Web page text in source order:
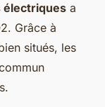
électriques a
Grâce à
situés, les